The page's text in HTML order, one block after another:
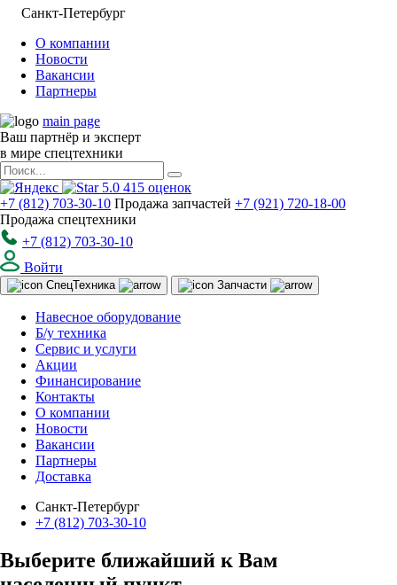
Санкт-Петербург
О компании
Новости
Вакансии
Партнеры
main page
Ваш партнёр и эксперт
в мире спецтехники
5.0 415 оценок
+7 (812) 703-30-10 Продажа запчастей +7 (921) 720-18-00
Продажа спецтехники
+7 (812) 703-30-10
Войти
СпецТехника Запчасти
Навесное оборудование
Б/у техника
Сервис и услуги
Акции
Финансирование
Контакты
О компании
Новости
Вакансии
Партнеры
Доставка
Санкт-Петербург
+7 (812) 703-30-10
Выберите ближайший к Вам